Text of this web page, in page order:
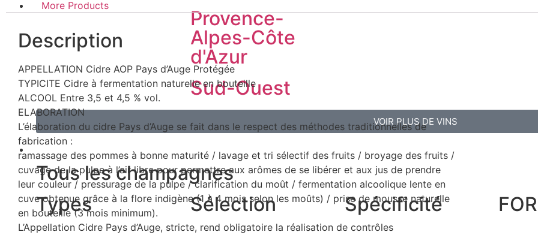
Provence-
Alpes-Côte
d'Azur
Sud-Ouest
VOIR PLUS DE VINS
CHAMPAGNE
Tous les champagnes
Types
Sélection
Spécificité
More Products
Description
APPELLATION Cidre AOP Pays d’Auge Protégée
TYPICITE Cidre à fermentation naturelle en bouteille
ALCOOL Entre 3,5 et 4,5 % vol.
ELABORATION
L’élaboration du cidre Pays d’Auge se fait dans le respect des méthodes traditionnelles de
fabrication :
ramassage des pommes à bonne maturité / lavage et tri sélectif des fruits / broyage des fruits /
cuvage de la pulpe à l’air libre pour permettre aux arômes de se libérer et aux jus de prendre
leur couleur / pressurage de la pulpe / clarification du moût / fermentation alcoolique lente en
cuve obtenue grâce à la flore indigène (1 à 4 mois selon les moûts) / prise de mousse naturelle
en bouteille (3 mois minimum).
L’Appellation Cidre Pays d’Auge, stricte, rend obligatoire la réalisation de contrôles